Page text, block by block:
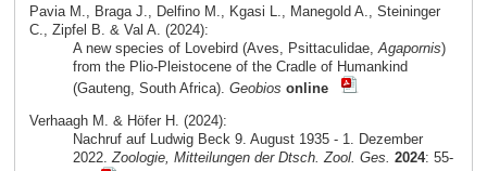
Pavia M., Braga J., Delfino M., Kgasi L., Manegold A., Steininger
C., Zipfel B. & Val A. (2024):
A new species of Lovebird (Aves, Psittaculidae,Agapornis)
from the Plio-Pleistocene of the Cradle of Humankind
(Gauteng, South Africa). Geobios online
Verhaagh M. & Höfer H. (2024):
Nachruf auf Ludwig Beck 9. August 1935 - 1. Dezember
2022. Zoologie, Mitteilungen der Dtsch. Zool. Ges. 2024: 55-